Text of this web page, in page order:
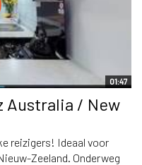
01:47
Australia / New
reizigers! Ideaal voor
Zeeland. Onderweg